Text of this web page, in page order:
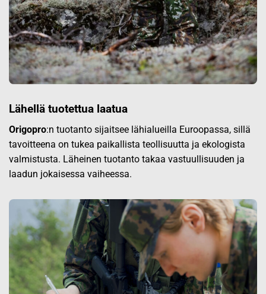
Lähellä tuotettua laatua
Origopro:n tuotanto sijaitsee lähialueilla Euroopassa, sillä
tavoitteena on tukea paikallista teollisuutta ja ekologista
valmistusta. Läheinen tuotanto takaa vastuullisuuden ja
laadun jokaisessa vaiheessa.